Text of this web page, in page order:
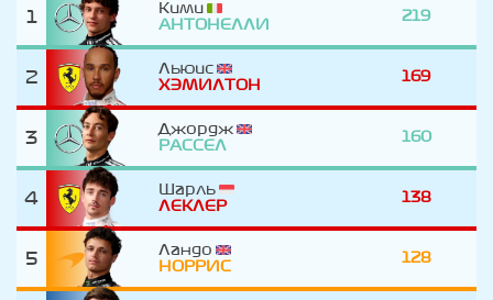
1
Кими
АНТОНЕЛЛИ
219
2
Льюис
ХЭМИЛТОН
169
3
Джордж
РАССЕЛ
160
4
Шарль
ЛЕКЛЕР
138
5
Ландо
НОРРИС
128